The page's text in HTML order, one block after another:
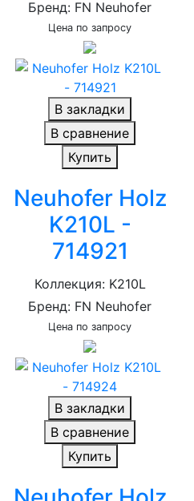
Бренд: FN Neuhofer
Цена по запросу
В закладки
В сравнение
Купить
Neuhofer Holz
K210L -
714921
Коллекция: K210L
Бренд: FN Neuhofer
Цена по запросу
В закладки
В сравнение
Купить